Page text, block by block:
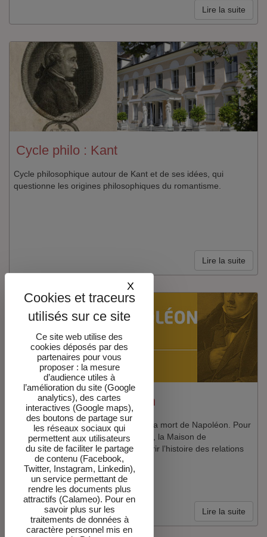
Lire la suite
Cycle philo : Kant
Cycle philosophique autour de Kant et de ses idées, qui
questionne les origines philosophiques du romantisme.
Lire la suite
2021 : l'année Napoléon
2021 est l’année du bicentenaire de la mort de Napoléon. Pour
commémorer cette date anniversaire, la Maison de
Chateaubriand a proposé de découvrir l’histoire des relations
de Chateaubriand et Napoléon.
Lire la suite
Ce site web utilise des
cookies déposés par des
partenaires pour vous
proposer : la mesure
d’audience utiles à
l’amélioration du site (Google
analytics), des cartes
interactives (Google maps),
des boutons de partage sur
les réseaux sociaux qui
permettent aux utilisateurs
du site de faciliter le partage
de contenu (Facebook,
Twitter, Instagram, Linkedin),
un service permettant de
rendre les documents plus
attractifs (Calameo). Pour en
savoir plus sur les
traitements de données à
caractère personnel mis en
X